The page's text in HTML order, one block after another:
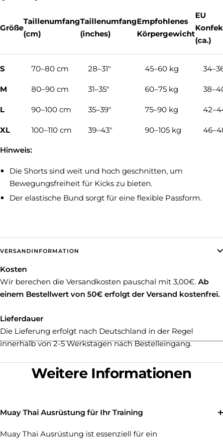
Größe
Taillenumfang
(cm)
Taillenumfang
(inches)
Empfohlenes
Körpergewicht
EU
(ca.)
S 70–80 cm 28–31" 45–60 kg
M 80–90 cm 31–35" 60–75 kg
L 90–100 cm 35–39" 75–90 kg
XL 100–110 cm 39–43" 90–105 kg
Hinweis:
Die Shorts sind weit und hoch geschnitten, um
Bewegungsfreiheit für Kicks zu bieten.
Der elastische Bund sorgt für eine flexible Passform.
VERSANDINFORMATION
Kosten
Wir berechen die Versandkosten pauschal mit 3,00€. Ab
einem Bestellwert von 50€ erfolgt der Versand kostenfrei.
Lieferdauer
Die Lieferung erfolgt nach Deutschland in der Regel
innerhalb von 2-5 Werkstagen nach Bestelleingang.
Weitere Informationen
Muay Thai Ausrüstung für Ihr Training
Muay Thai Ausrüstung ist essenziell für ein